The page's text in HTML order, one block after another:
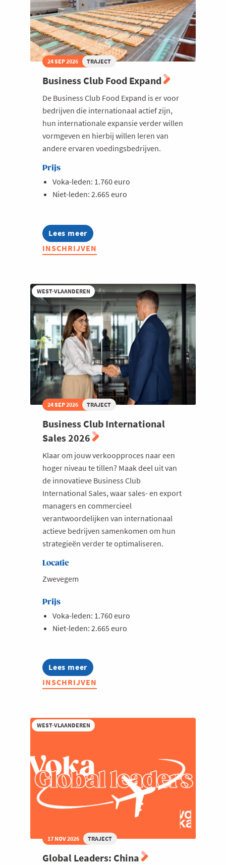
24 SEP 2026 TRAJECT
Business Club Food Expand
De Business Club Food Expand is er voor
bedrijven die internationaal actief zijn,
hun internationale expansie verder willen
vormgeven en hierbij willen leren van
andere ervaren voedingsbedrijven.
Prijs
Voka-leden: 1.760 euro
Niet-leden: 2.665 euro
Lees meer
about
Business
Club
INSCHRIJVEN
WEST-VLAANDEREN
24 SEP 2026 TRAJECT
Business Club International
Sales 2026
Klaar om jouw verkoopproces naar een
hoger niveau te tillen? Maak deel uit van
de innovatieve Business Club
International Sales, waar sales- en export
managers en commercieel
verantwoordelijken van internationaal
actieve bedrijven samenkomen om hun
strategieën verder te optimaliseren.
Locatie
Zwevegem
Prijs
Voka-leden: 1.760 euro
Niet-leden: 2.665 euro
Lees meer
about
Business
Club
INSCHRIJVEN
WEST-VLAANDEREN
17 NOV 2026 TRAJECT
Global Leaders: China